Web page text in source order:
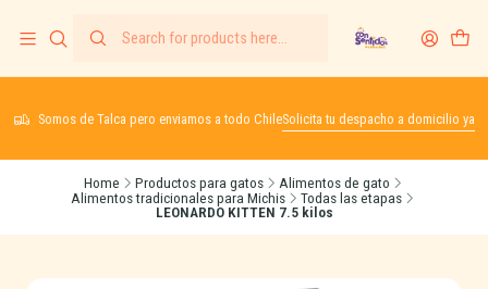
Somos de Talca pero enviamos a todo ChileSolicita tu despacho a domicilio ya
Home Productos para gatos
Alimentos de gato
Alimentos tradicionales para Michis
Todas las etapas
LEONARDO KITTEN 7.5 kilos